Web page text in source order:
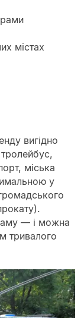
містах
вигідно
міська
у
— і можна
тривалого